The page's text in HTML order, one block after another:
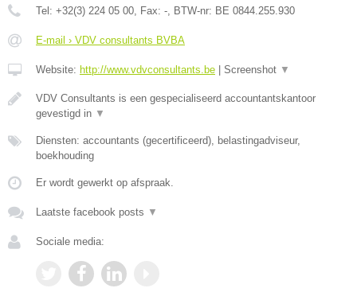
Tel: +32(3) 224 05 00 , Fax: - , BTW-nr: BE 0844.255.930
E-mail › VDV consultants BVBA
Website: http://www.vdvconsultants.be Screenshot ▼
VDV Consultants is een gespecialiseerd accountantskantoor
gevestigd in ▼
Diensten: accountants (gecertificeerd), belastingadviseur,
boekhouding
Er wordt gewerkt op afspraak.
Laatste facebook posts ▼
Sociale media: